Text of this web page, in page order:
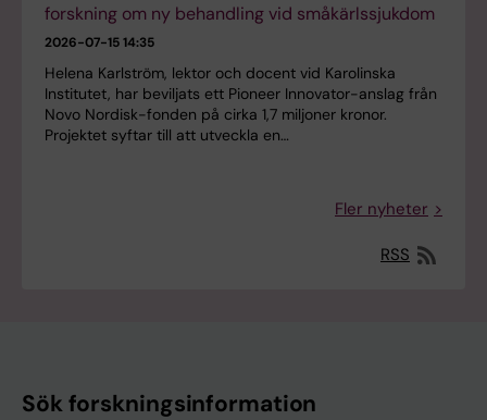
forskning om ny behandling vid småkärlssjukdom
2026-07-15 14:35
Helena Karlström, lektor och docent vid Karolinska
Institutet, har beviljats ett Pioneer Innovator-anslag från
Novo Nordisk-fonden på cirka 1,7 miljoner kronor.
Projektet syftar till att utveckla en…
Fler nyheter
RSS
Sök forskningsinformation